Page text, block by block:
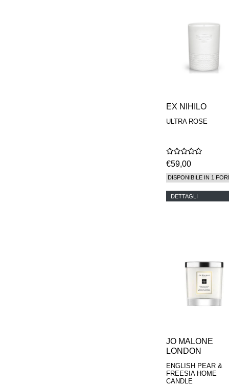
EX NIHILO
ULTRA ROSE
€59,00
DISPONIBILE IN 1
DETTAGLI
JO MALONE
LONDON
ENGLISH PEAR &
FREESIA HOME
CANDLE